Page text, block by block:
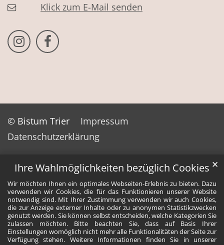
Ihre Wahlmöglichkeiten bezüglich Cookies
Wir möchten Ihnen ein optimales Webseiten-Erlebnis zu bieten. Dazu
verwenden wir Cookies, die für das Funktionieren unserer Website
notwendig sind. Mit Ihrer Zustimmung verwenden wir auch Cookies,
die zur Anzeige externer Inhalte oder zu anonymen Statistikzwecken
genutzt werden. Sie können selbst entscheiden, welche Kategorien Sie
zulassen möchten. Bitte beachten Sie, dass auf Basis Ihrer
Einstellungen womöglich nicht mehr alle Funktionalitäten der Seite zur
Verfügung stehen. Weitere Informationen finden Sie in unserer
✕
Klick zum E-Mail senden
Bistum Trier auf Instragram
Bistum Trier auf Facebook
© Bistum Trier
Impressum
Datenschutzerklärung